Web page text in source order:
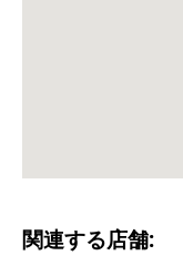
関連する店舗: